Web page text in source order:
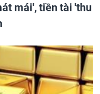
mái', tiền tài 'thu